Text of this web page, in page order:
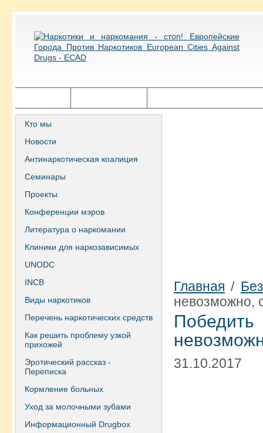
Кто мы
Новости
Антинаркотическая коалиция
Семинары
Проекты
Конференции мэров
Литература о наркомании
Клиники для наркозависимых
UNODC
INCB
Виды наркотиков
Перечень наркотических средств
Как решить проблему узкой
прихожей
Эротический рассказ -
Переписка
Кормление больных
Уход за молочными зубами
Информационный Drugbox
Главная /
невозможно,
31.10.2017